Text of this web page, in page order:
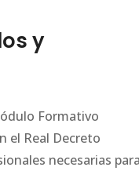
y
Formativo
el Real Decreto
necesarias